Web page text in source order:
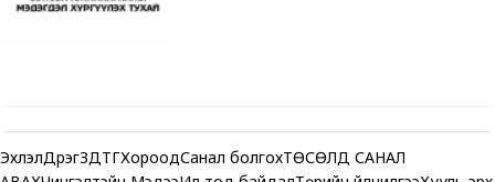
ЭхлэлДүүрэгЗДТГХороодСанал болгохТӨСӨЛД САНАЛ